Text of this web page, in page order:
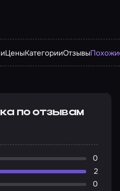
ЦеныКатегорииОтзывы
по отзывам
0
2
0